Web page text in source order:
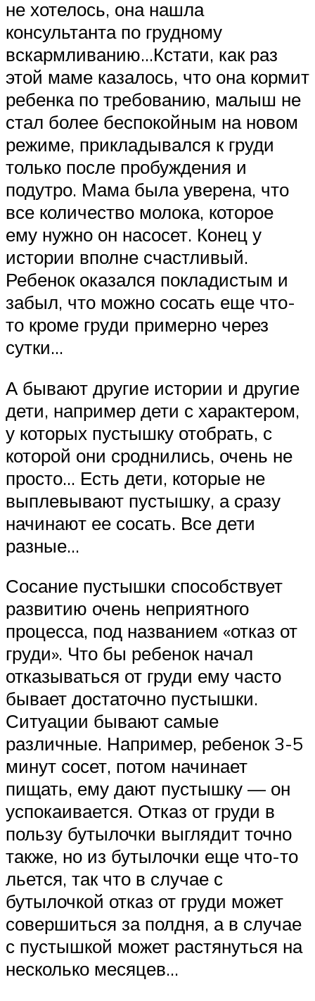
не хотелось, она нашла
консультанта по грудному
вскармливанию…Кстати, как раз
этой маме казалось, что она кормит
ребенка по требованию, малыш не
стал более беспокойным на новом
режиме, прикладывался к груди
только после пробуждения и
подутро. Мама была уверена, что
все количество молока, которое
ему нужно он насосет. Конец у
истории вполне счастливый.
Ребенок оказался покладистым и
забыл, что можно сосать еще что-
то кроме груди примерно через
сутки…
А бывают другие истории и другие
дети, например дети с характером,
у которых пустышку отобрать, с
которой они сроднились, очень не
просто… Есть дети, которые не
выплевывают пустышку, а сразу
начинают ее сосать. Все дети
разные…
Сосание пустышки способствует
развитию очень неприятного
процесса, под названием «отказ от
груди». Что бы ребенок начал
отказываться от груди ему часто
бывает достаточно пустышки.
Ситуации бывают самые
различные. Например, ребенок 3-5
минут сосет, потом начинает
пищать, ему дают пустышку — он
успокаивается. Отказ от груди в
пользу бутылочки выглядит точно
также, но из бутылочки еще что-то
льется, так что в случае с
бутылочкой отказ от груди может
совершиться за полдня, а в случае
с пустышкой может растянуться на
несколько месяцев…